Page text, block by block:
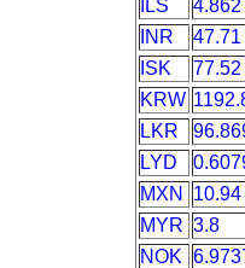
ILS
4.862
INR
47.71
ISK
77.52
KRW
LKR
LYD
MXN
10.94
MYR 3.8
NOK